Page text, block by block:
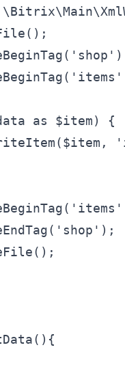
'shop'
'items'
as $item) {
'items'
'shop' );
() {